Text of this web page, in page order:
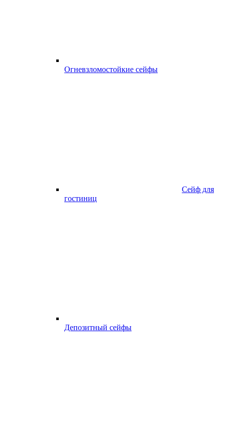
Огневзломостойкие сейфы
Сейф для
гостиниц
Депозитный сейфы